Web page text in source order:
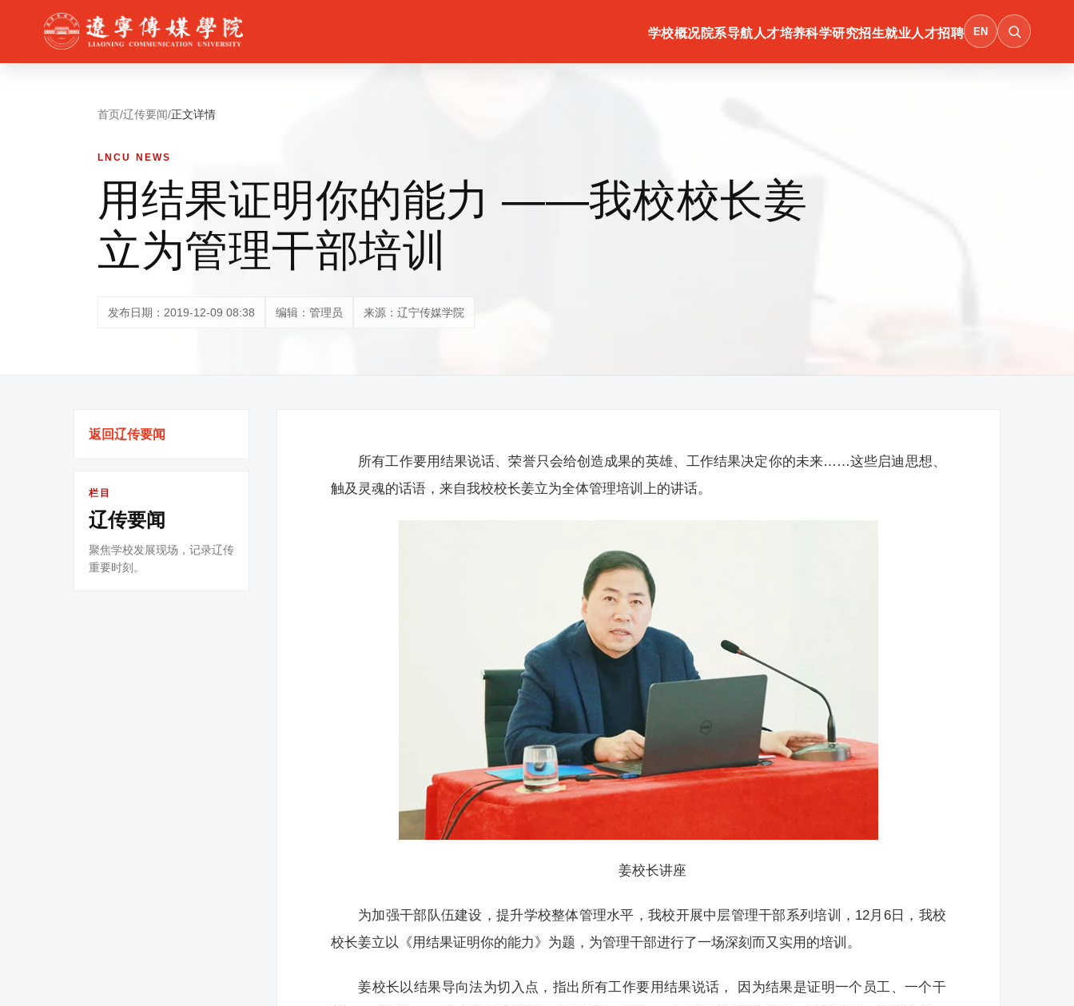
学校概况院系导航 人才培养科学研究招生就业人才招聘 EN
首页/辽传要闻/正文详情
LNCU NEWS
用结果证明你的能力 ——我校校长姜
立为管理干部培训
发布日期：2019-12-09 08:38 编辑：管理员 来源：辽宁传媒学院
返回辽传要闻
栏目
辽传要闻
聚焦学校发展现场，记录辽传
重要时刻。
所有工作要用结果说话、荣誉只会给创造成果的英雄、工作结果决定你的未来……这些启迪思想、
触及灵魂的话语，来自我校校长姜立为全体管理培训上的讲话。
姜校长讲座
为加强干部队伍建设，提升学校整体管理水平，我校开展中层管理干部系列培训，12月6日，我校
校长姜立以《用结果证明你的能力》为题，为管理干部进行了一场深刻而又实用的培训。
姜校长以结果导向法为切入点，指出所有工作要用结果说话， 因为结果是证明一个员工、一个干